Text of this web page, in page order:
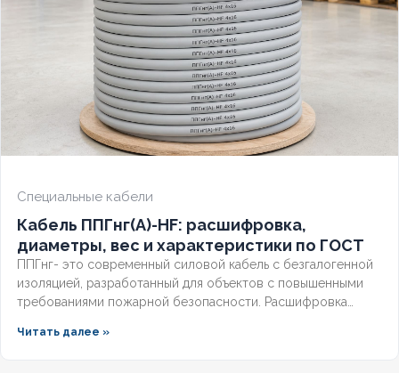
СЕЧЕНИЕ ТПЖ 6
ОГНЕСТОЙКИЙ Нет
НАЛИЧИЕ ЭКРАНА Нет
КОЛИЧЕСТВО ЖИЛ
Специальные кабели
Кабель ППГнг(А)-HF: расшифровка,
диаметры, вес и характеристики по ГОСТ
ППГнг- это современный силовой кабель с безгалогенной
изоляцией, разработанный для объектов с повышенными
требованиями пожарной безопасности. Расшифровка
делают этот технический продукт незаменимым для школ,
Читать далее »